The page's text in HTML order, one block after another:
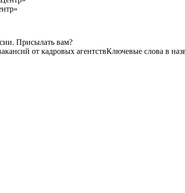
Присылать вам?
от кадровых агентствКлючевые слова в